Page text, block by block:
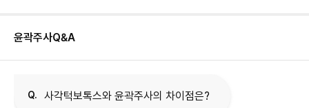
윤곽주사Q&A
Q. 사각턱보톡스와 윤곽주사의 차이점은?